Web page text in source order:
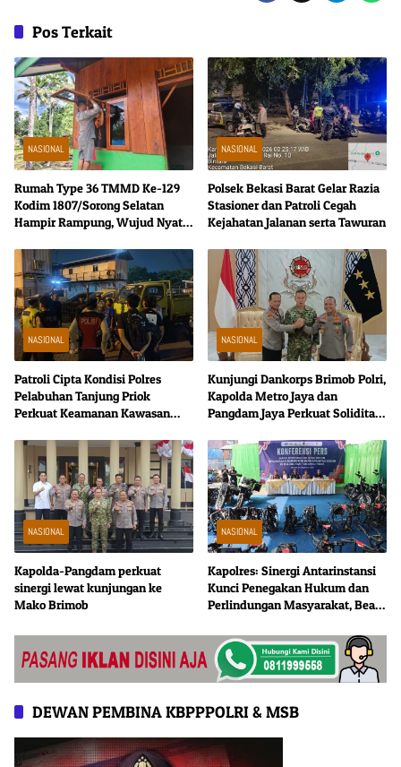
Pos Terkait
NASIONAL
Rumah Type 36 TMMD Ke-129
Kodim 1807/Sorong Selatan
Hampir Rampung, Wujud Nyata
Kesejahteraan Warga
NASIONAL
Polsek Bekasi Barat Gelar Razia
Stasioner dan Patroli Cegah
Kejahatan Jalanan serta Tawuran
NASIONAL
Patroli Cipta Kondisi Polres
Pelabuhan Tanjung Priok
Perkuat Keamanan Kawasan
Aman dan Kondusif
NASIONAL
Kunjungi Dankorps Brimob Polri,
Kapolda Metro Jaya dan
Pangdam Jaya Perkuat Soliditas
NASIONAL
Kapolda-Pangdam perkuat
sinergi lewat kunjungan ke
Mako Brimob
NASIONAL
Kapolres: Sinergi Antarinstansi
Kunci Penegakan Hukum dan
Perlindungan Masyarakat, Bea
Penyelundupan Harley-
Davidson Bekas.
DEWAN PEMBINA KBPPPOLRI & MSB